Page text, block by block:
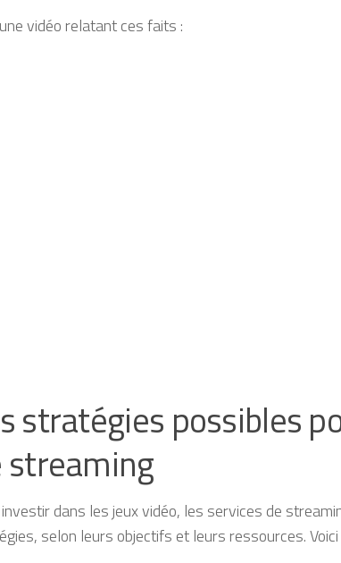
vidéo relatant ces faits :
stratégies possibles
streaming
dans les jeux vidéo, les services de
selon leurs objectifs et leurs ressources.